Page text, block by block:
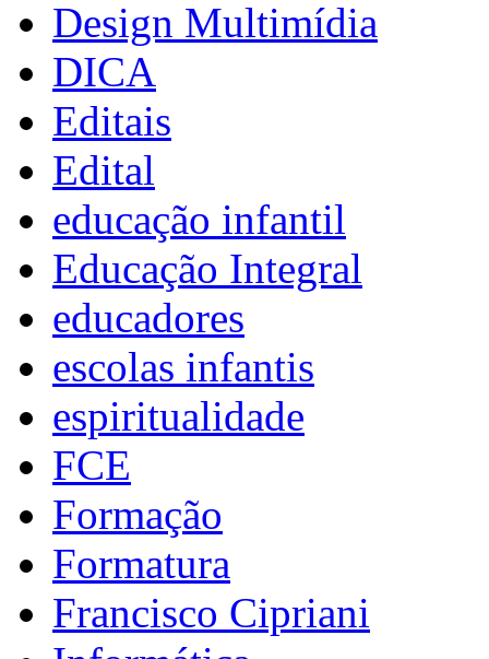
Design Multimídia
DICA
Editais
Edital
educação infantil
Educação Integral
educadores
escolas infantis
espiritualidade
FCE
Formação
Formatura
Francisco Cipriani